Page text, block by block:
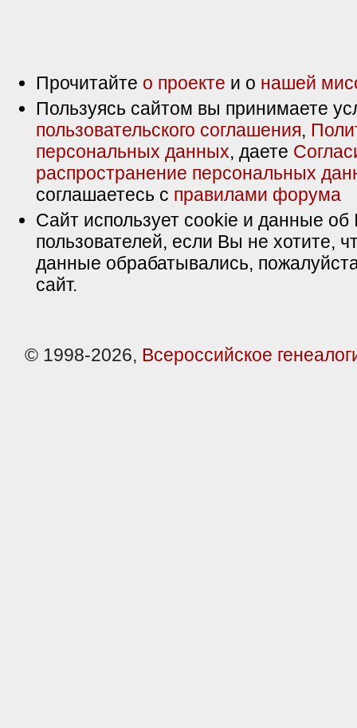
Прочитайте о проекте и о нашей
Пользуясь сайтом вы принимаете
пользовательского соглашения,
персональных данных, даете
распространение персональных
соглашаетесь с правилами форума
Сайт использует cookie и данные об
пользователей, если Вы не хотите,
данные обрабатывались,
сайт.
© 1998-2026, Всероссийское